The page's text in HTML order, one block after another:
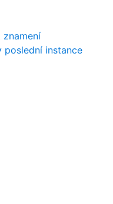
poslední instance